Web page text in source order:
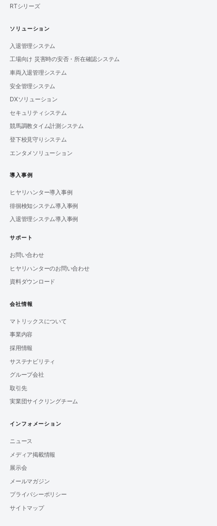
RTシリーズ
ソリューション
入退管理システム
工場向け 災害時の安否・所在確認システム
車両入退管理システム
安全管理システム
DXソリューション
セキュリティシステム
競馬調教タイム計測システム
登下校見守りシステム
エンタメソリューション
導入事例
ヒヤリハンター導入事例
徘徊検知システム導入事例
入退管理システム導入事例
サポート
お問い合わせ
ヒヤリハンターのお問い合わせ
資料ダウンロード
会社情報
マトリックスについて
事業内容
採用情報
サステナビリティ
グループ会社
取引先
実業団サイクリングチーム
インフォメーション
ニュース
メディア掲載情報
展示会
メールマガジン
プライバシーポリシー
サイトマップ